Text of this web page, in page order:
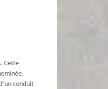
Cette
conduit